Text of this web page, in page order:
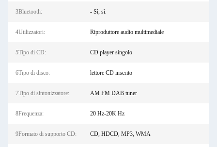
3Bluetooth: - Sì, sì.
4Utilizzatori: Riproduttore audio multimediale
5Tipo di CD: CD player singolo
6Tipo di disco: lettore CD inserito
7Tipo di sintonizzatore: AM FM DAB tuner
8Frequenza: 20 Hz-20K Hz
9Formato di supporto CD: CD, HDCD, MP3, WMA